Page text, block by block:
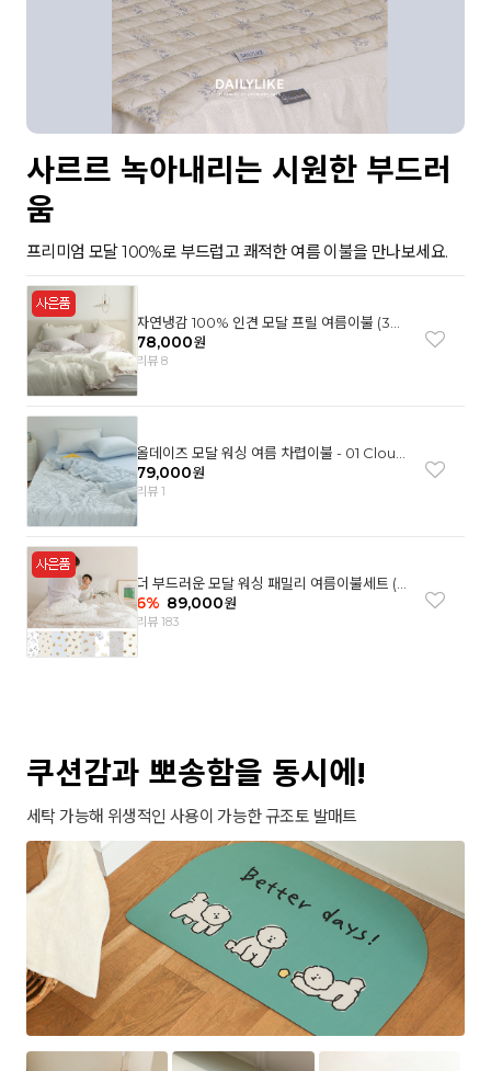
사르르 녹아내리는 시원한 부드러
움
프리미엄 모달 100%로 부드럽고 쾌적한 여름 이불을 만나보세요.
자연냉감 100% 인견 모달 프릴 여름이불 (3컬
러)
78,000원
리뷰 8
올데이즈 모달 워싱 여름 차렵이불 - 01 Cloud
garden(SS)
79,000원
리뷰 1
더 부드러운 모달 워싱 패밀리 여름이불세트 (8
컬러)
6% 89,000원
리뷰 183
쿠션감과 뽀송함을 동시에!
세탁 가능해 위생적인 사용이 가능한 규조토 발매트